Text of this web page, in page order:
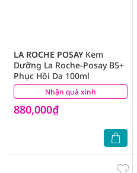
Nhận quà xinh
LA ROCHE POSAYKem
Dưỡng La Roche-Posay B5+
Phục Hồi Da 100ml
880,000₫
(27)